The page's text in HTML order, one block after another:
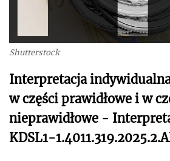
Shutterstock
Interpretacja
w części prawidłowe i w
nieprawidłowe -
KDSL1-